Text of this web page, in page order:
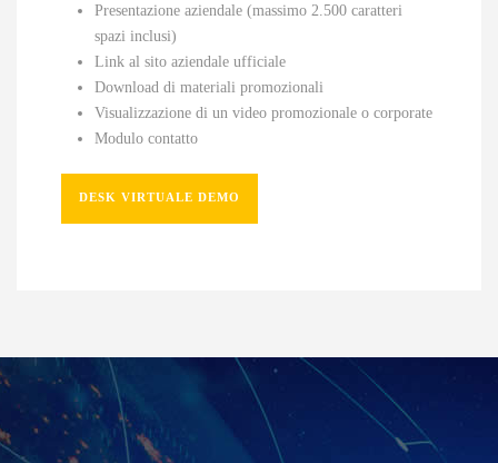
Presentazione aziendale (massimo 2.500 caratteri
spazi inclusi)
Link al sito aziendale ufficiale
Download di materiali promozionali
Visualizzazione di un video promozionale o corporate
Modulo contatto
DESK VIRTUALE DEMO